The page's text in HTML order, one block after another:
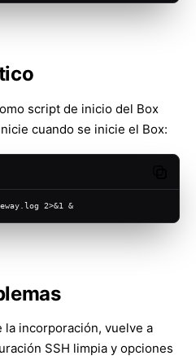
script de inicio del Box
cuando se inicie el Box:
2>&1 &
la incorporación, vuelve a
SSH limpia y opciones